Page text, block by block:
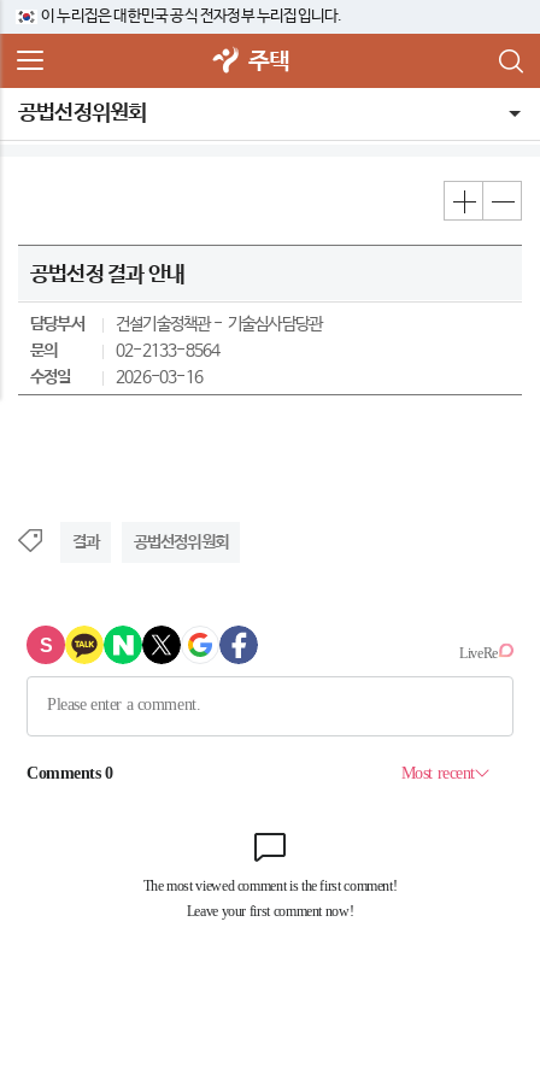
이 누리집은 대한민국 공식 전자정부 누리집입니다.
주택
공법선정위원회
공법선정 결과 안내
담당부서 건설기술정책관
기술심사담당관
문의
02-2133-8564
수정일
2026-03-16
결과 공법선정위원회